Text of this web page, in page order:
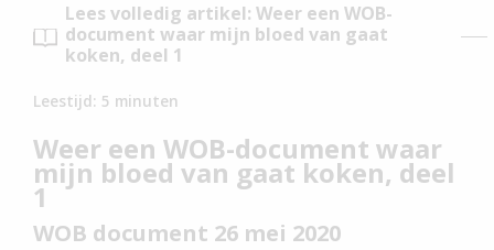
Lees volledig artikel: Weer een WOB-
document waar mijn bloed van gaat
koken, deel 1
Leestijd: 5 minuten
Weer een WOB-document waar
mijn bloed van gaat koken, deel
1
WOB document 26 mei 2020